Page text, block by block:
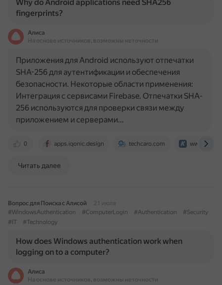
Why do Android applications need SHA256
fingerprints?
Алиса
На основе источников, возможны неточности
0 apps.iqonic.design techcaro.com
Приложения для Android используют отпечатки
SHA-256 для аутентификации и обеспечения
безопасности. Некоторые области применения:
Интеграция с сервисами Firebase. Отпечатки SHA-
256 используются для проверки связи между
приложением и серверами…
Читать далее
Вопрос для Поиска с Алисой
21 июля
#WindowsAuthentication
#ComputerLogin #Authentication
#Security
#IT
#Technology
How does Windows authentication work when
logging on to a computer?
Алиса
На основе источников, возможны неточности